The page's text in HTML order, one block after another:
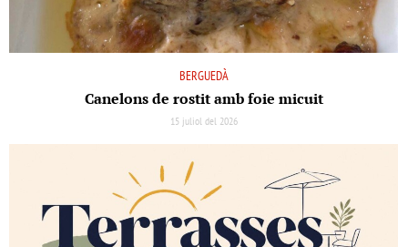
BERGUEDÀ
Canelons de rostit amb foie micuit
15 juliol del 2026